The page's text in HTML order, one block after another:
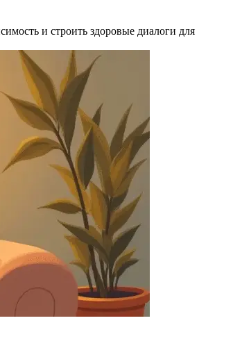
и строить здоровые диалоги для